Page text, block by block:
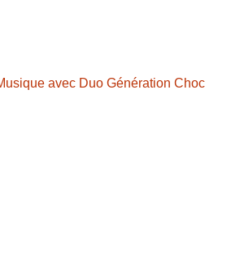
avec Duo Génération Choc